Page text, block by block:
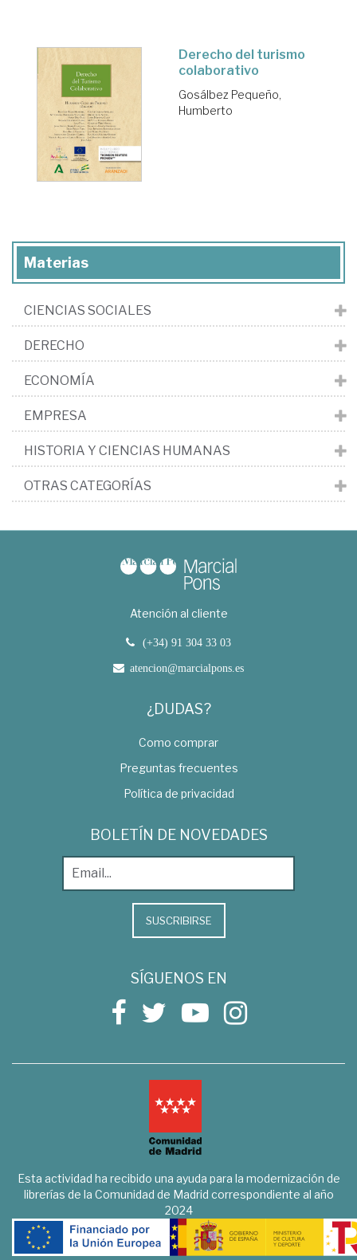
Derecho del turismo
colaborativo
Gosálbez Pequeño,
Humberto
Materias
CIENCIAS SOCIALES
DERECHO
ECONOMÍA
EMPRESA
HISTORIA Y CIENCIAS HUMANAS
OTRAS CATEGORÍAS
Atención al cliente
(+34) 91 304 33 03
atencion@marcialpons.es
¿DUDAS?
Como comprar
Preguntas frecuentes
Política de privacidad
BOLETÍN DE NOVEDADES
SUSCRIBIRSE
SÍGUENOS EN
Esta actividad ha recibido una ayuda para la modernización de
librerías de la Comunidad de Madrid correspondiente al año
2024